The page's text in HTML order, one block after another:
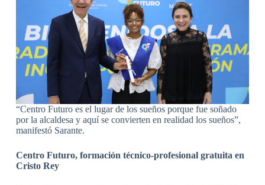
“Centro Futuro es el lugar de los sueños porque fue soñado
por la alcaldesa y aquí se convierten en realidad los sueños”,
manifestó Sarante.
Centro Futuro, formación técnico-profesional gratuita en
Cristo Rey